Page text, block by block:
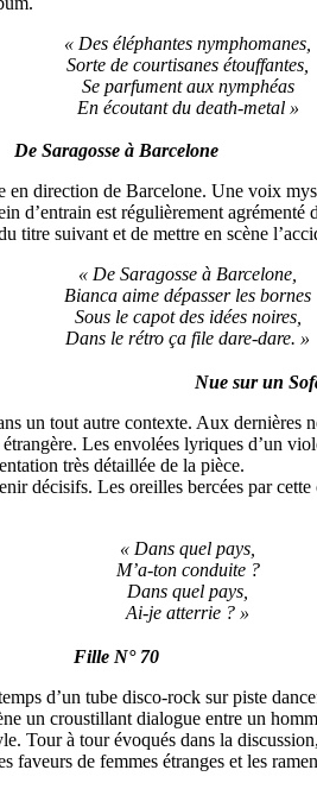
« Des éléphantes nymphomanes,
Sorte de courtisanes étouffantes,
Se parfument aux nymphéas
En écoutant du death-metal »
De Saragosse à Barcelone
direction de Barcelone. Une voix
d’entrain est régulièrement
titre suivant et de mettre en scène
« De Saragosse à Barcelone,
Bianca aime dépasser les bornes
Sous le capot des idées noires,
Dans le rétro ça file dare-dare. »
Nue sur un
un tout autre contexte. Aux
Les envolées lyriques d’un
très détaillée de la pièce.
décisifs. Les oreilles bercées par
« Dans quel pays,
M’a-ton conduite ?
Dans quel pays,
Ai-je atterrie ? »
Fille N° 70
d’un tube disco-rock sur piste
un croustillant dialogue entre un
Tour à tour évoqués dans la
de femmes étranges et les